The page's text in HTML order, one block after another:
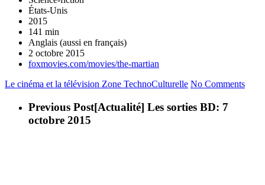
États-Unis
2015
141 min
Anglais (aussi en français)
2 octobre 2015
foxmovies.com/movies/the-martian
Le cinéma et la télévision Zone TechnoCulturelle No Comments
Previous Post[Actualité] Les sorties BD: 7
octobre 2015